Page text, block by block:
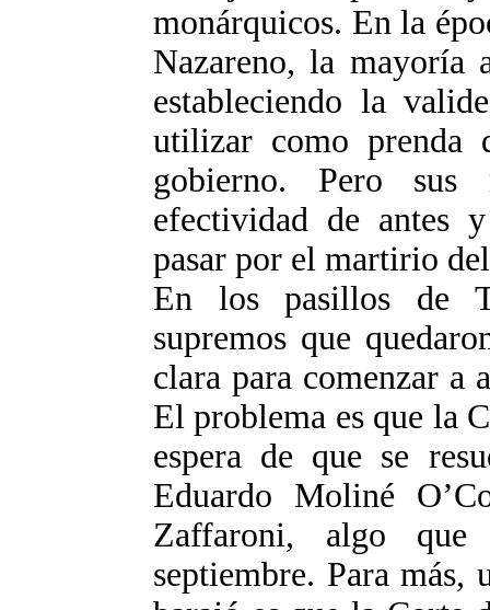
monárquicos. En la
Nazareno, la mayoría
estableciendo la
utilizar como prenda
gobierno. Pero
efectividad de antes
pasar por el martirio
En los pasillos de
supremos que
clara para comenzar a
El problema es que la
espera de que se
Eduardo Moliné
Zaffaroni, algo
septiembre. Para más,